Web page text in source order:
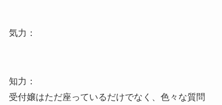
気力：
知力：
受付嬢はただ座っているだけでなく、色々な質問